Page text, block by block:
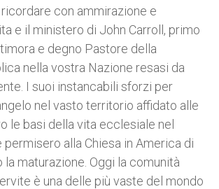
ricordare con ammirazione e
e il ministero di John Carroll, primo
e degno Pastore della
nella vostra Nazione resasi da
I suoi instancabili sforzi per
nel vasto territorio affidato alle
le basi della vita ecclesiale nel
alla Chiesa in America di
maturazione. Oggi la comunità
è una delle più vaste del mondo